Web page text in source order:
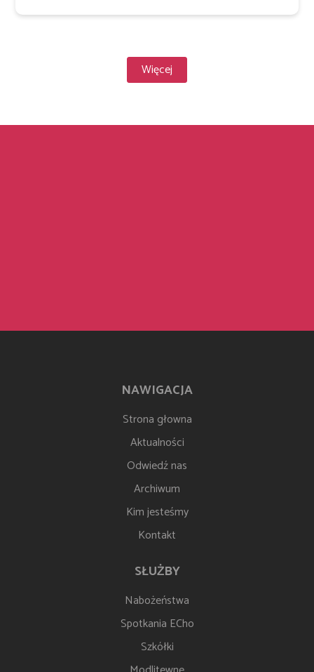
Więcej
NAWIGACJA
Strona głowna
Aktualności
Odwiedź nas
Archiwum
Kim jesteśmy
Kontakt
SŁUŻBY
Nabożeństwa
Spotkania ECho
Szkółki